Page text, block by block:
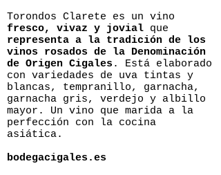
Torondos Clarete es un vino
fresco, vivaz y jovial que
representa a la tradición de los
vinos rosados de la Denominación
de Origen Cigales . Está elaborado
con variedades de uva tintas y
blancas, tempranillo, garnacha,
garnacha gris, verdejo y albillo
mayor. Un vino que marida a la
perfección con la cocina
asiática.
bodegacigales.es